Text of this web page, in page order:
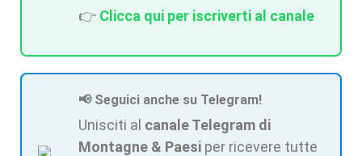
👉 Clicca qui per iscriverti al canale
📢 Seguici anche su Telegram!
Unisciti al canale Telegram di
Montagne & Paesi per ricevere tutte